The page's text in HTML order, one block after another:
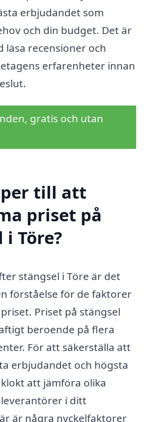
erbjudandet som
och din budget. Det är
recensioner och
erfarenheter innan
gratis och utan
till att
priset på
Töre?
stängsel i Töre är det
förståelse för de faktorer
Priset på stängsel
beroende på flera
För att säkerställa att
erbjudandet och högsta
att jämföra olika
i ditt
är några nyckelfaktorer